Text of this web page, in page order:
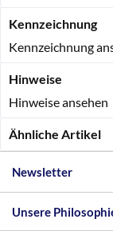
Kennzeichnung
Kennzeichnung
Hinweise
Hinweise ansehen
Ähnliche Artikel
Newsletter
Unsere